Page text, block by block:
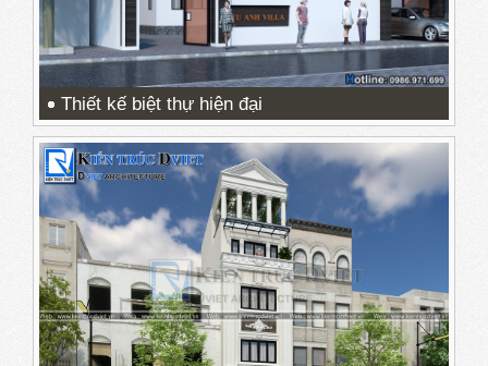
Thiết kế biệt thự hiện đại